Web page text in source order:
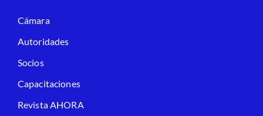
Cámara
Autoridades
Socios
Capacitaciones
Revista AHORA